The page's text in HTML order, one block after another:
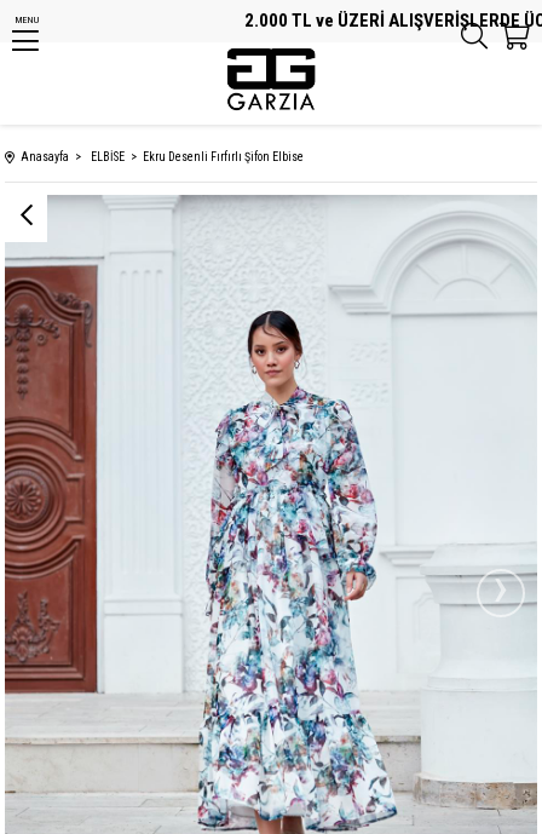
2.000 TL ve ÜZERİ ALIŞVERİŞLERDE
MENU
Anasayfa ELBİSE Ekru Desenli Fırfırlı Şifon Elbise
›